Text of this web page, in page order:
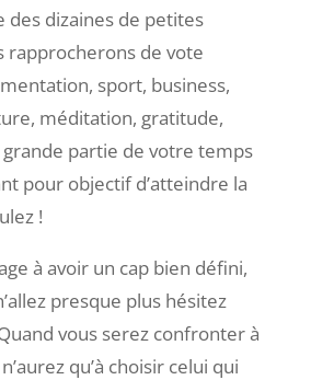
des dizaines de petites
rapprocherons de vote
sport, business,
méditation, gratitude,
partie de votre temps
pour objectif d’atteindre la
!
à avoir un cap bien défini,
presque plus hésitez
vous serez confronter à
qu’à choisir celui qui